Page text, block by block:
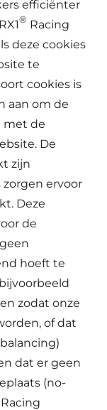
efficiënter
® Racing
deze cookies
te
cookies is
aan om de
met de
De
zijn
ervoor
Deze
de
hoeft te
zodat onze
of dat
dat er geen
(no-
Racing